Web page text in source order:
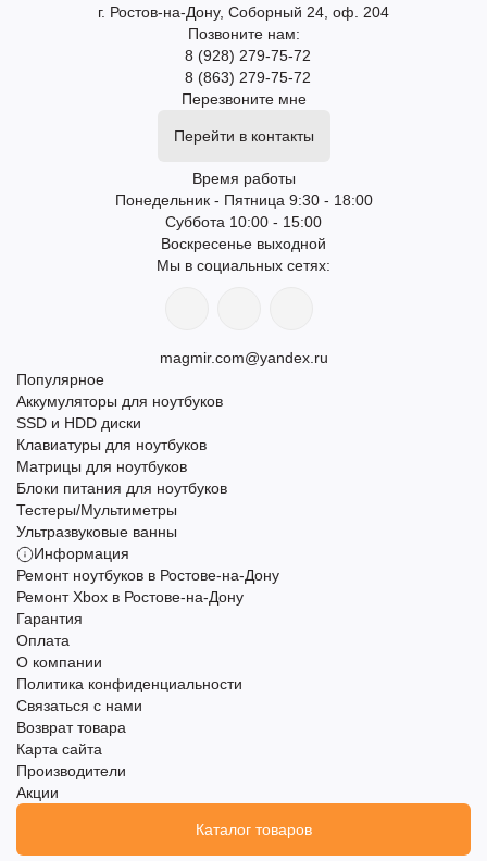
г. Ростов-на-Дону, Соборный 24, оф. 204
Позвоните нам:
8 (928) 279-75-72
8 (863) 279-75-72
Перезвоните мне
Перейти в контакты
Время работы
Понедельник - Пятница 9:30 - 18:00
Суббота 10:00 - 15:00
Воскресенье выходной
Мы в социальных сетях:
magmir.com@yandex.ru
Популярное
Аккумуляторы для ноутбуков
SSD и HDD диски
Клавиатуры для ноутбуков
Матрицы для ноутбуков
Блоки питания для ноутбуков
Тестеры/Мультиметры
Ультразвуковые ванны
Информация
Ремонт ноутбуков в Ростове-на-Дону
Ремонт Xbox в Ростове-на-Дону
Гарантия
Оплата
О компании
Политика конфиденциальности
Связаться с нами
Возврат товара
Карта сайта
Производители
Акции
Каталог товаров